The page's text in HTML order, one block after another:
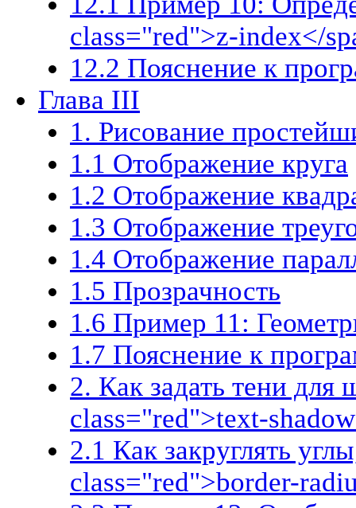
class="red">z-index</
12.2 Пояснение к
Глава III
1. Рисование
1.1 Отображение круга
1.2 Отображение
1.3 Отображение
1.4 Отображение
1.5 Прозрачность
1.6 Пример 11:
1.7 Пояснение к
2. Как задать тени
class="red">text-
2.1 Как закруглять
class="red">border-